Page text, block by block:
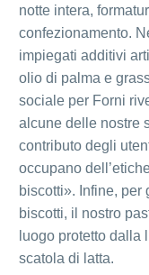
notte intera,
confezionamento.
impiegati additivi
olio di palma e
sociale per Forni
alcune delle nostre
contributo degli
occupano
biscotti». Infine,
biscotti, il nostro
luogo protetto dalla
scatola di latta.